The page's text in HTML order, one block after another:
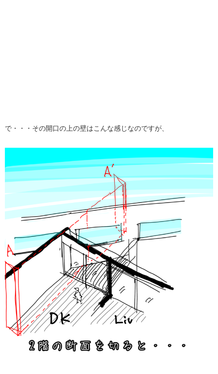
で・・・その開口の上の壁はこんな感じなのですが、